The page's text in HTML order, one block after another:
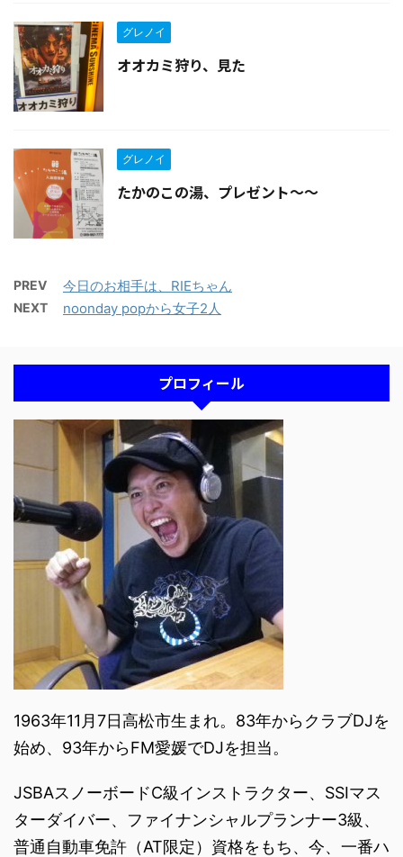
グレノイ
オオカミ狩り、見た
グレノイ
たかのこの湯、プレゼント〜〜
PREV 今日のお相手は、RIEちゃん
NEXT noonday popから女子2人
プロフィール
1963年11月7日高松市生まれ。83年からクラブDJを
始め、93年からFM愛媛でDJを担当。
JSBAスノーボードC級インストラクター、SSIマス
ターダイバー、ファイナンシャルプランナー3級、
普通自動車免許（AT限定）資格をもち、今、一番ハ